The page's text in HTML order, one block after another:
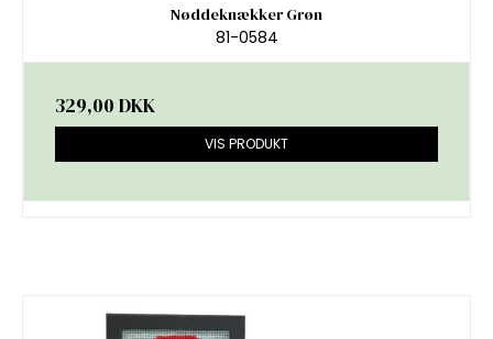
Nøddeknækker Grøn
81-0584
329,00 DKK
VIS PRODUKT